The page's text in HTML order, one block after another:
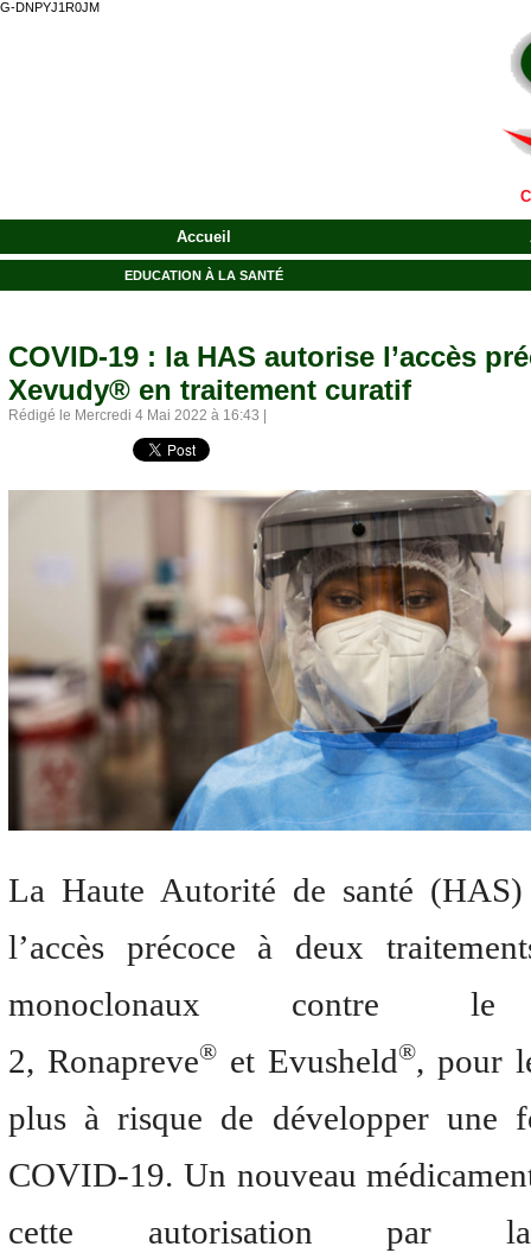
G-DNPYJ1R0JM
Accueil
EDUCATION À LA SANTÉ
COVID-19 : la HAS autorise l’accès
Xevudy® en traitement curatif
Rédigé le Mercredi 4 Mai 2022 à 16:43 |
La Haute Autorité de santé
l’accès précoce à deux
monoclonaux contre le
2,Ronapreve® etEvusheld®, pour
plus à risque de développer une
COVID-19. Un nouveau
cette autorisation